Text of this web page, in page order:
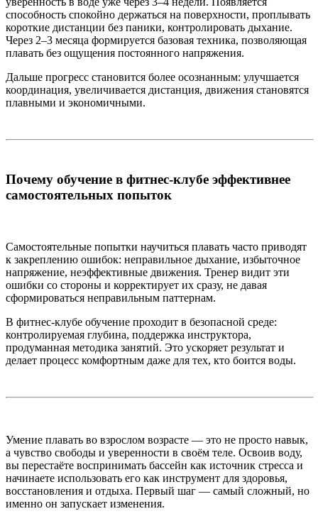
способность спокойно держаться на поверхности, проплывать
короткие дистанции без паники, контролировать дыхание.
Через 2–3 месяца формируется базовая техника, позволяющая
плавать без ощущения постоянного напряжения.
Дальше прогресс становится более осознанным: улучшается
координация, увеличивается дистанция, движения становятся
плавными и экономичными.
Почему обучение в фитнес-клубе эффективнее
самостоятельных попыток
Самостоятельные попытки научиться плавать часто приводят
к закреплению ошибок: неправильное дыхание, избыточное
напряжение, неэффективные движения. Тренер видит эти
ошибки со стороны и корректирует их сразу, не давая
сформироваться неправильным паттернам.
В фитнес-клубе обучение проходит в безопасной среде:
контролируемая глубина, поддержка инструктора,
продуманная методика занятий. Это ускоряет результат и
делает процесс комфортным даже для тех, кто боится воды.
Умение плавать во взрослом возрасте — это не просто навык,
а чувство свободы и уверенности в своём теле. Освоив воду,
вы перестаёте воспринимать бассейн как источник стресса и
начинаете использовать его как инструмент для здоровья,
восстановления и отдыха. Первый шаг — самый сложный, но
именно он запускает изменения.